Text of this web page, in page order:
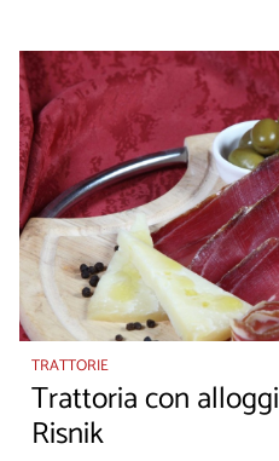
TRATTORIE
Trattoria con alloggi
Risnik